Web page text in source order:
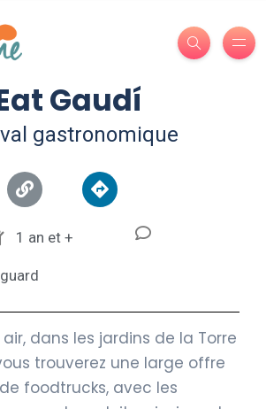
Gaudí
gastronomique
1 an et +
dans les jardins de la Torre
trouverez une large offre
foodtrucks, avec les